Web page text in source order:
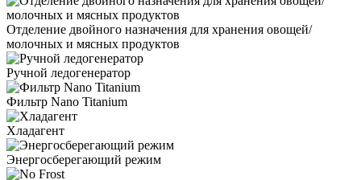
Отделение двойного назначения для хранения овощей/
молочных и мясных продуктов
Ручной ледогенератор
Фильтр Nano Titanium
Хладагент
Энергосберегающий режим